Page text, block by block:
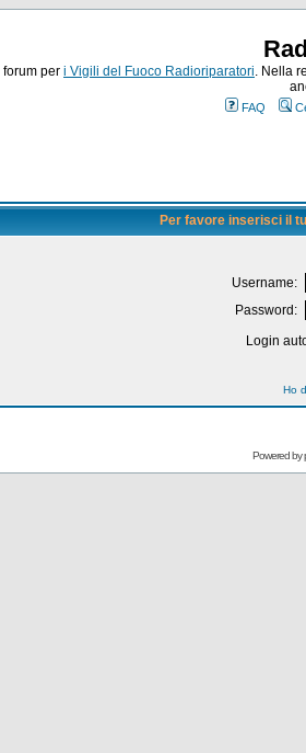
Il forum per i Vigili del Fuoco Radioriparatori. Nella
FAQ
Per favore inserisci il
Username:
Password:
Login
Ho
Powered by